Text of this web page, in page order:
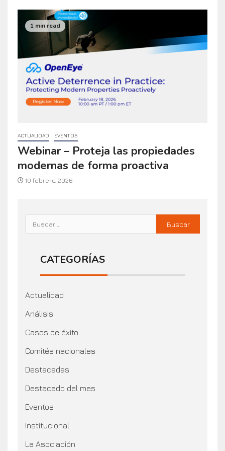
1 min read
ACTUALIDAD EVENTOS
Webinar – Proteja las propiedades
modernas de forma proactiva
10 febrero, 2026
CATEGORÍAS
Actualidad
Análisis
Casos de éxito
Comités nacionales
Destacadas
Destacado del mes
Eventos
Institucional
La Asociación